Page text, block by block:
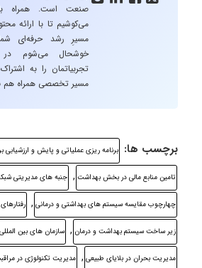
صنعت است. همراه
می‌کوشیم تا با ارائه
مسیرِ رشد حرفه‌ای
خوشحال می‌شوم در
تجربیاتمان را به
مسیر تخصصی همراه هم
برچسب ها: برنامه ریزی عملیاتی و پایش و ارزشیابی
تامین منابع مالی در بخش بهداشت , جنبه های مدیریتی
چهارچوب مقایسه سیستم های بهداشتی و درمانی ,
زیر ساخت سیستم بهداشت و درمان , سازمان های بین
مدیریت بحران در بلایای طبیعی , مدیریت تکنولوژی در